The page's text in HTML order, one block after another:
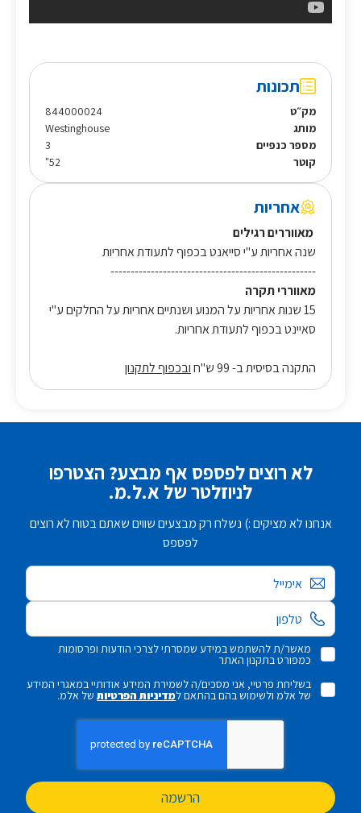
תכונות
מק״ט
844000024
מותג
Westinghouse
מספר כנפיים
3
קוטר
52"
אחריות
מאווררים רגילים
שנה אחריות ע"י סייאנט בכפוף לתעודת אחריות
---------------------------------------------------
מאווררי תקרה
15 שנות אחריות על המנוע ושנתיים אחריות על החלקים ע"י
סאיינט בכפוף לתעודת אחריות.
התקנה בסיסית ב- 99 ש"ח ובכפוף לתקנון
לא רוצים לפספס אף מבצע? הצטרפו
לניוזלטר של א.ל.מ.
אנחנו לא מציקים :) נשלח רק מבצעים שווים שאתם בטוח לא רוצים
לפספס
אימייל
מאשר/ת להשתמש במידע שמסרתי לצרכי הודעות ופרסומות
כמפורט בתקנון האתר
בשליחת פרטיי, אני מסכים/ה לשמירת המידע אודותיי במאגרי המידע
של אלמ ולשימוש בהם בהתאם למדיניות הפרטיותשל אלמ.
הרשמה